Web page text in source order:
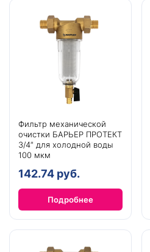
Фильтр механической
очистки БАРЬЕР ПРОТЕКТ
3/4″ для холодной воды
100 мкм
142.74 руб.
Подробнее